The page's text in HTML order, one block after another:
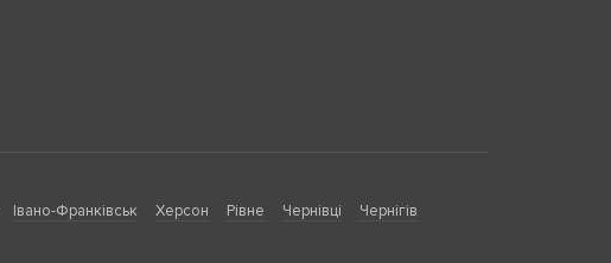
Івано-Франківськ Херсон Рівне Чернівці
Чернігів